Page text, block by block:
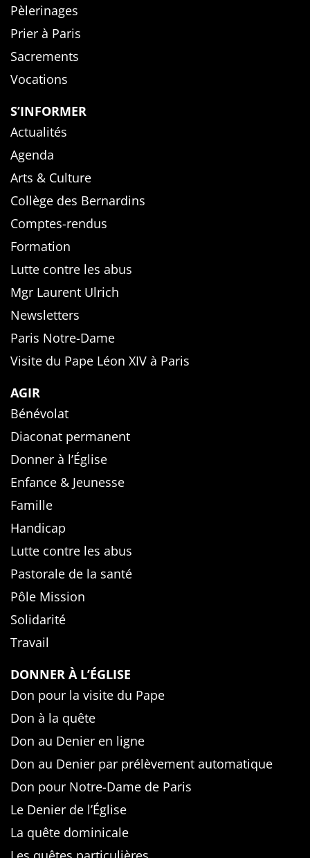
Pèlerinages
Prier à Paris
Sacrements
Vocations
S’INFORMER
Actualités
Agenda
Arts & Culture
Collège des Bernardins
Comptes-rendus
Formation
Lutte contre les abus
Mgr Laurent Ulrich
Newsletters
Paris Notre-Dame
Visite du Pape Léon XIV à Paris
AGIR
Bénévolat
Diaconat permanent
Donner à l’Église
Enfance & Jeunesse
Famille
Handicap
Lutte contre les abus
Pastorale de la santé
Pôle Mission
Solidarité
Travail
DONNER À L’ÉGLISE
Don pour la visite du Pape
Don à la quête
Don au Denier en ligne
Don au Denier par prélèvement automatique
Don pour Notre-Dame de Paris
Le Denier de l’Église
La quête dominicale